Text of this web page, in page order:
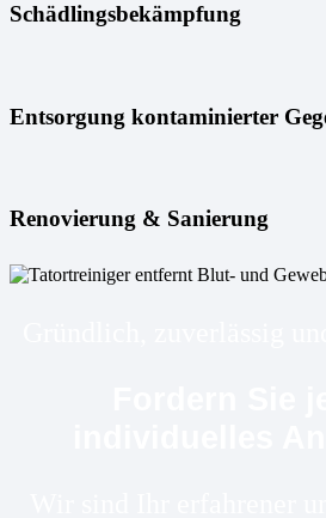
Schädlingsbekämpfung
Entsorgung kontaminierter
Renovierung & Sanierung